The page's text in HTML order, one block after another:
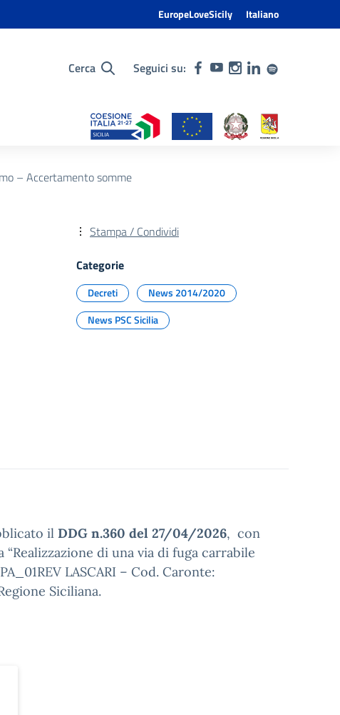
EuropeLoveSicily Italiano
Cerca Seguici su:
– Accertamento somme
Stampa / Condividi
Categorie
Decreti
News 2014/2020
News PSC Sicilia
il DDG n.360 del 27/04/2026, con
“Realizzazione di una via di fuga carrabile
LASCARI – Cod. Caronte:
Siciliana.